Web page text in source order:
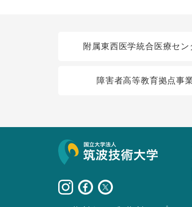
附属東西医学統合医療セン
障害者高等教育拠点事
サイト情報